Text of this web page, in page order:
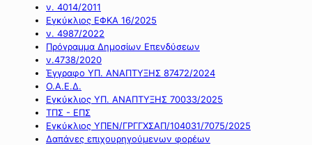
ν. 4014/2011
Εγκύκλιος ΕΦΚΑ 16/2025
ν. 4987/2022
Πρόγραμμα Δημοσίων Επενδύσεων
ν.4738/2020
Έγγραφο ΥΠ. ΑΝΑΠΤΥΞΗΣ 87472/2024
Ο.Α.Ε.Δ.
Εγκύκλιος ΥΠ. ΑΝΑΠΤΥΞΗΣ 70033/2025
ΤΠΣ - ΕΠΣ
Εγκύκλιος ΥΠΕΝ/ΓΡΓΓΧΣΑΠ/104031/7075/2025
Δαπάνες επιχουρηγούμενων φορέων